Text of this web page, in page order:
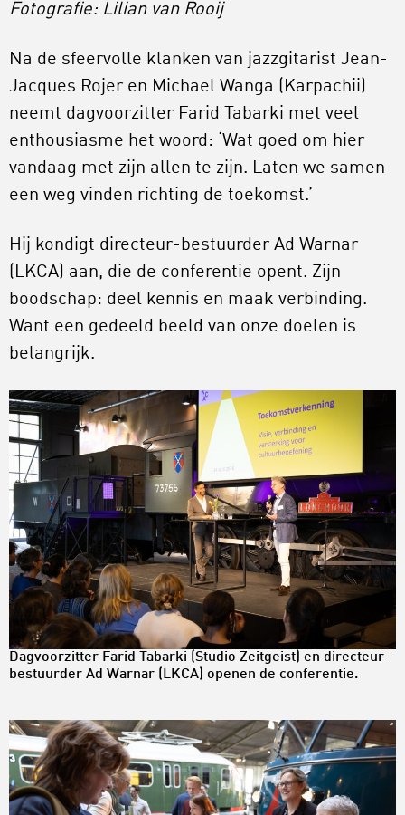
Fotografie: Lilian van Rooij
Na de sfeervolle klanken van jazzgitarist Jean-
Jacques Rojer en Michael Wanga (Karpachii)
neemt dagvoorzitter Farid Tabarki met veel
enthousiasme het woord: ‘Wat goed om hier
vandaag met zijn allen te zijn. Laten we samen
een weg vinden richting de toekomst.’
Hij kondigt directeur-bestuurder Ad Warnar
(LKCA) aan, die de conferentie opent. Zijn
boodschap: deel kennis en maak verbinding.
Want een gedeeld beeld van onze doelen is
belangrijk.
Dagvoorzitter Farid Tabarki (Studio Zeitgeist) en directeur-
bestuurder Ad Warnar (LKCA) openen de conferentie.